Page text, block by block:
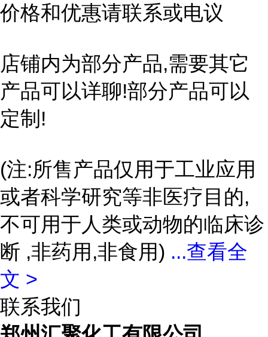
价格和优惠请联系或电议
店铺内为部分产品,需要其它
产品可以详聊!部分产品可以
定制!
(注:所售产品仅用于工业应用
或者科学研究等非医疗目的,
不可用于人类或动物的临床诊
断 ,非药用,非食用) ...查看全
文 >
联系我们